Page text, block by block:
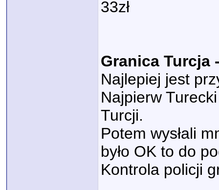
33zł
Granica Turcja
Najlepiej jest
Najpierw
Turcji.
Potem wysłali
było OK to do
Kontrola policji